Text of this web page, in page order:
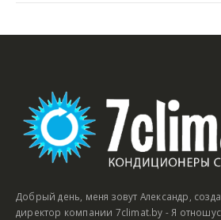
Добрый день, меня зовут Александр,
директор компании 7climat.by - Я